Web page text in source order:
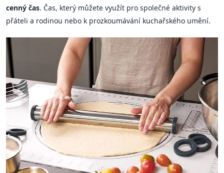
cenný čas. Čas, který můžete využít pro společné aktivity s
přáteli a rodinou nebo k prozkoumávání kuchařského umění.